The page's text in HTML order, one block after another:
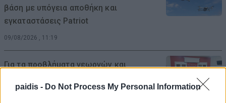
paidis - Do Not Process My Personal Information
βάση με υπόγεια αποθήκη και
εγκαταστάσεις Patriot
09/08/2026 , 11:19
Για τα προβλήματα γεωργών και
Καριπίδης